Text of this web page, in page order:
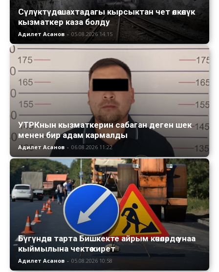
Сүлүктүдө шахтадагы кырсыктан чет өлкөлүк
кызматкер каза болду
Адилет Асанов - 05.08.2026 14:15
УТРКнын кызматкерин сабаган деген шек
менен бир адам кармалды
Адилет Асанов - 06.08.2026 11:22
Бүгүндөн тарта Бишкекте айрым көчөлөрдө унаа
кыймылына чектөө кирет
Адилет Асанов - 05.08.2026 10:58